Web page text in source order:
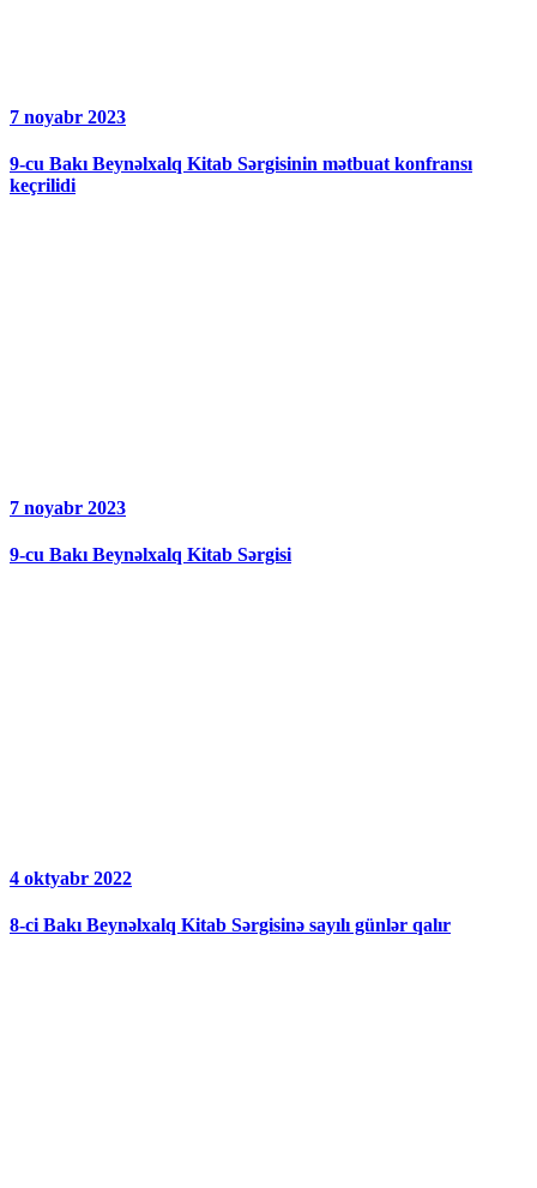
7 noyabr 2023
9-cu Bakı Beynəlxalq Kitab Sərgisinin mətbuat konfransı
keçrilidi
7 noyabr 2023
9-cu Bakı Beynəlxalq Kitab Sərgisi
4 oktyabr 2022
8-ci Bakı Beynəlxalq Kitab Sərgisinə sayılı günlər qalır